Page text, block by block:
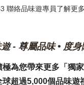
聯絡品味遊專員了解更多
- 尊屬品味 • 度身
極為您帶來更多「獨
球超過5,000個品味遊